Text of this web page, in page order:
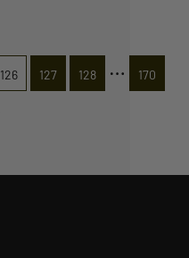
126 127 128 … 170